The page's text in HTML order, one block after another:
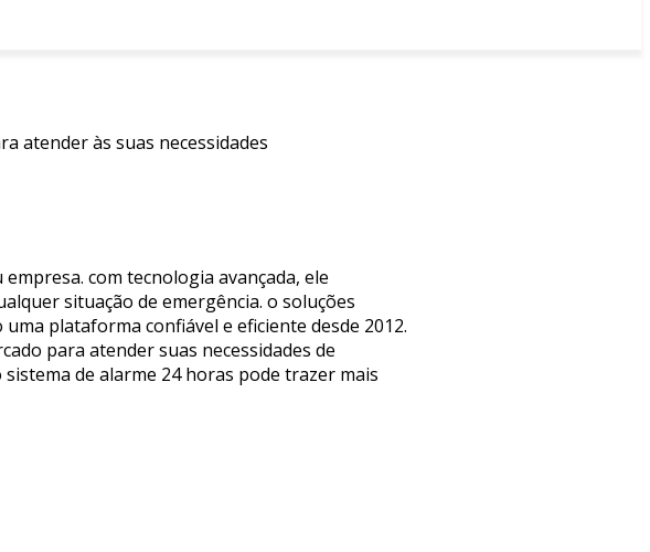
atender às suas necessidades
com tecnologia avançada, ele
situação de emergência. o soluções
plataforma confiável e eficiente desde 2012.
para atender suas necessidades de
de alarme 24 horas pode trazer mais